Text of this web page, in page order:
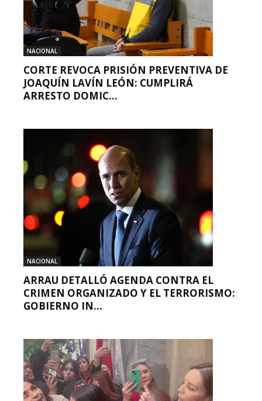
NACIONAL
CORTE REVOCA PRISIÓN PREVENTIVA DE
JOAQUÍN LAVÍN LEÓN: CUMPLIRÁ
ARRESTO DOMIC...
NACIONAL
ARRAU DETALLÓ AGENDA CONTRA EL
CRIMEN ORGANIZADO Y EL TERRORISMO:
GOBIERNO IN...